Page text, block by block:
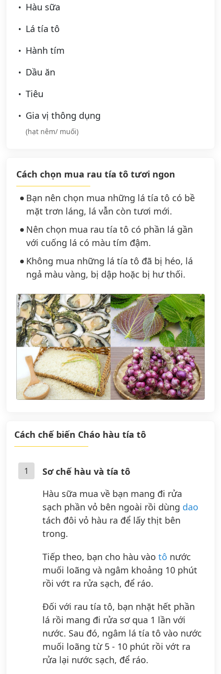
Hàu sữa
Lá tía tô
Hành tím
Dầu ăn
Tiêu
Gia vị thông dụng
(hạt nêm/ muối)
Cách chọn mua rau tía tô tươi ngon
Bạn nên chọn mua những lá tía tô có bề
mặt trơn láng, lá vẫn còn tươi mới.
Nên chọn mua rau tía tô có phần lá gần
với cuống lá có màu tím đậm.
Không mua những lá tía tô đã bị héo, lá
ngả màu vàng, bị dập hoặc bị hư thối.
Cách chế biến Cháo hàu tía tô
1
Sơ chế hàu và tía tô
Hàu sữa mua về bạn mang đi rửa
sạch phần vỏ bên ngoài rồi dùng dao
tách đôi vỏ hàu ra để lấy thịt bên
trong.
Tiếp theo, bạn cho hàu vào tô nước
muối loãng và ngâm khoảng 10 phút
rồi vớt ra rửa sạch, để ráo.
Đối với rau tía tô, bạn nhặt hết phần
lá rồi mang đi rửa sơ qua 1 lần với
nước. Sau đó, ngâm lá tía tô vào nước
muối loãng từ 5 - 10 phút rồi vớt ra
rửa lại nước sạch, để ráo.